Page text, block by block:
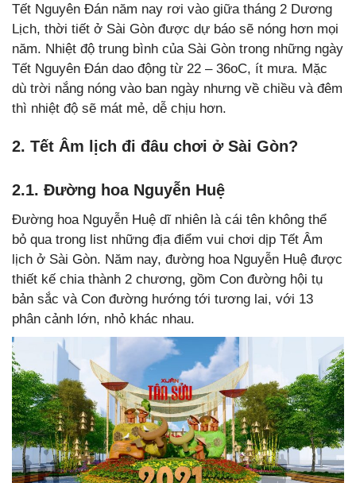
Tết Nguyên Đán năm nay rơi vào giữa tháng 2 Dương
Lịch, thời tiết ở Sài Gòn được dự báo sẽ nóng hơn mọi
năm. Nhiệt độ trung bình của Sài Gòn trong những ngày
Tết Nguyên Đán dao động từ 22 – 36oC, ít mưa. Mặc
dù trời nắng nóng vào ban ngày nhưng về chiều và đêm
thì nhiệt độ sẽ mát mẻ, dễ chịu hơn.
2. Tết Âm lịch đi đâu chơi ở Sài Gòn?
2.1. Đường hoa Nguyễn Huệ
Đường hoa Nguyễn Huệ dĩ nhiên là cái tên không thể
bỏ qua trong list những địa điểm vui chơi dịp Tết Âm
lịch ở Sài Gòn. Năm nay, đường hoa Nguyễn Huệ được
thiết kế chia thành 2 chương, gồm Con đường hội tụ
bản sắc và Con đường hướng tới tương lai, với 13
phân cảnh lớn, nhỏ khác nhau.